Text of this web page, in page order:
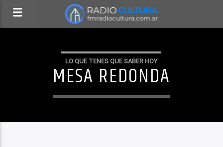
LO QUE TENES QUE SABER HOY
MESA REDONDA